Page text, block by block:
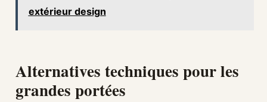
extérieur design
Alternatives techniques pour les
grandes portées